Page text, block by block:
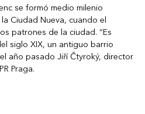
se formó medio milenio
Ciudad Nueva, cuando el
patrones de la ciudad. “Es
siglo XIX, un antiguo barrio
año pasado Jiří Čtyroký, director
Praga.